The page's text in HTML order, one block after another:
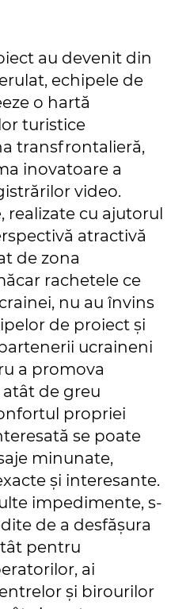
au devenit din
echipele de
o hartă
turistice
transfrontalieră,
inovatoare a
video.
realizate cu ajutorul
atractivă
de zona
rachetele ce
nu au învins
de proiect și
ucraineni
a promova
de greu
propriei
se poate
minunate,
și interesante.
impedimente, s-
de a desfășura
pentru
ai
și birourilor